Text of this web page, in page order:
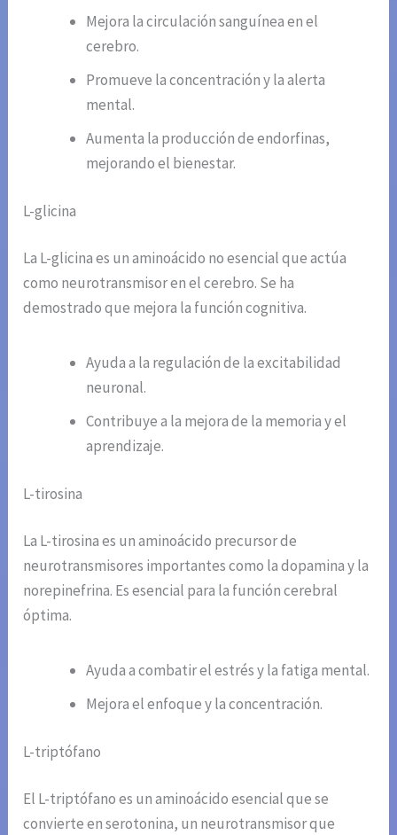
Mejora la circulación sanguínea en el
cerebro.
Promueve la concentración y la alerta
mental.
Aumenta la producción de endorfinas,
mejorando el bienestar.
L-glicina
La L-glicina es un aminoácido no esencial que actúa
como neurotransmisor en el cerebro. Se ha
demostrado que mejora la función cognitiva.
Ayuda a la regulación de la excitabilidad
neuronal.
Contribuye a la mejora de la memoria y el
aprendizaje.
L-tirosina
La L-tirosina es un aminoácido precursor de
neurotransmisores importantes como la dopamina y la
norepinefrina. Es esencial para la función cerebral
óptima.
Ayuda a combatir el estrés y la fatiga mental.
Mejora el enfoque y la concentración.
L-triptófano
El L-triptófano es un aminoácido esencial que se
convierte en serotonina, un neurotransmisor que